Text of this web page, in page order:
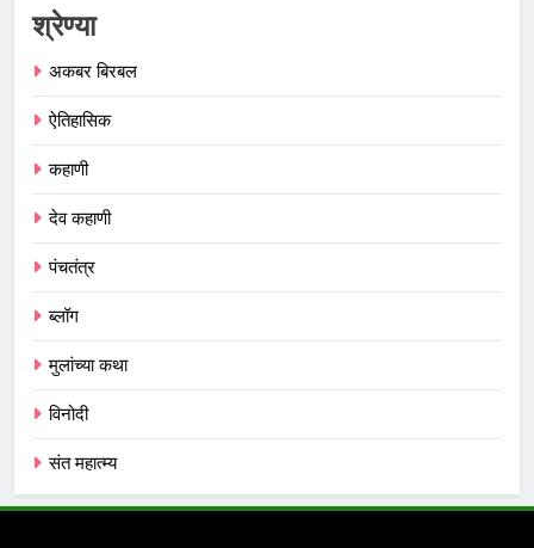
श्रेण्या
अकबर बिरबल
ऐतिहासिक
कहाणी
देव कहाणी
पंचतंत्र
ब्लॉग
मुलांच्या कथा
विनोदी
संत महात्म्य